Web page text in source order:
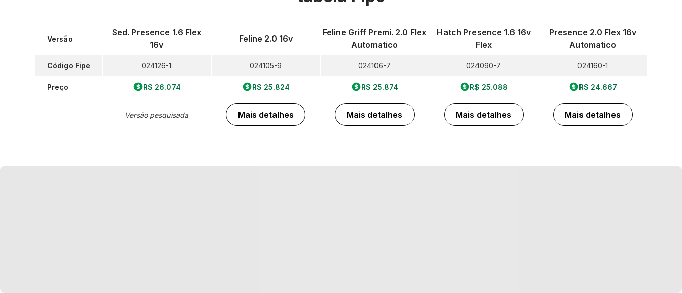
Versão
Código Fipe
Preço
Sed. Presence 1.6 Flex
16v
024126-1
R$ 26.074
Versão pesquisada
Feline 2.0 16v
024105-9
R$ 25.824
Mais detalhes
Feline Griff Premi. 2.0 Flex
Automatico
024106-7
R$ 25.874
Mais detalhes
Hatch Presence 1.6 16v
Flex
024090-7
R$ 25.088
Mais detalhes
Presence 2.0 Flex 16v
Automatico
024160-1
R$ 24.667
Mais detalhes